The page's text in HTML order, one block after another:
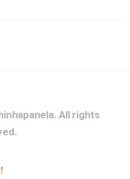
All rights
↑